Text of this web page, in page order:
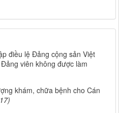
điều lệ Đảng cộng sản Việt
viên không được làm
khám, chữa bệnh cho Cán